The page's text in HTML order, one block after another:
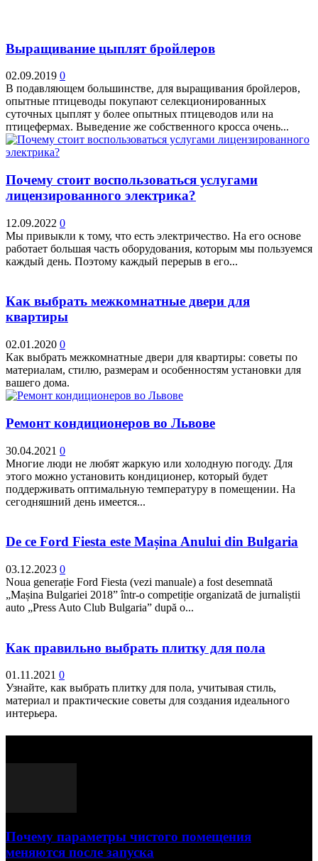
Выращивание цыплят бройлеров
02.09.2019 0
В подавляющем большинстве, для выращивания бройлеров,
опытные птицеводы покупают селекционированных
суточных цыплят у более опытных птицеводов или на
птицефермах. Выведение же собственного кросса очень...
Почему стоит воспользоваться услугами
лицензированного электрика?
12.09.2022 0
Мы привыкли к тому, что есть электричество. На его основе
работает большая часть оборудования, которым мы пользуемся
каждый день. Поэтому каждый перерыв в его...
Как выбрать межкомнатные двери для
квартиры
02.01.2020 0
Как выбрать межкомнатные двери для квартиры: советы по
материалам, стилю, размерам и особенностям установки для
вашего дома.
Ремонт кондиционеров во Львове
30.04.2021 0
Многие люди не любят жаркую или холодную погоду. Для
этого можно установить кондиционер, который будет
поддерживать оптимальную температуру в помещении. На
сегодняшний день имеется...
De ce Ford Fiesta este Mașina Anului din Bulgaria
03.12.2023 0
Noua generație Ford Fiesta (vezi manuale) a fost desemnată
„Mașina Bulgariei 2018” într-o competiție organizată de jurnaliștii
auto „Press Auto Club Bulgaria” după o...
Как правильно выбрать плитку для пола
01.11.2021 0
Узнайте, как выбрать плитку для пола, учитывая стиль,
материал и практические советы для создания идеального
интерьера.
Почему параметры чистого помещения
меняются после запуска